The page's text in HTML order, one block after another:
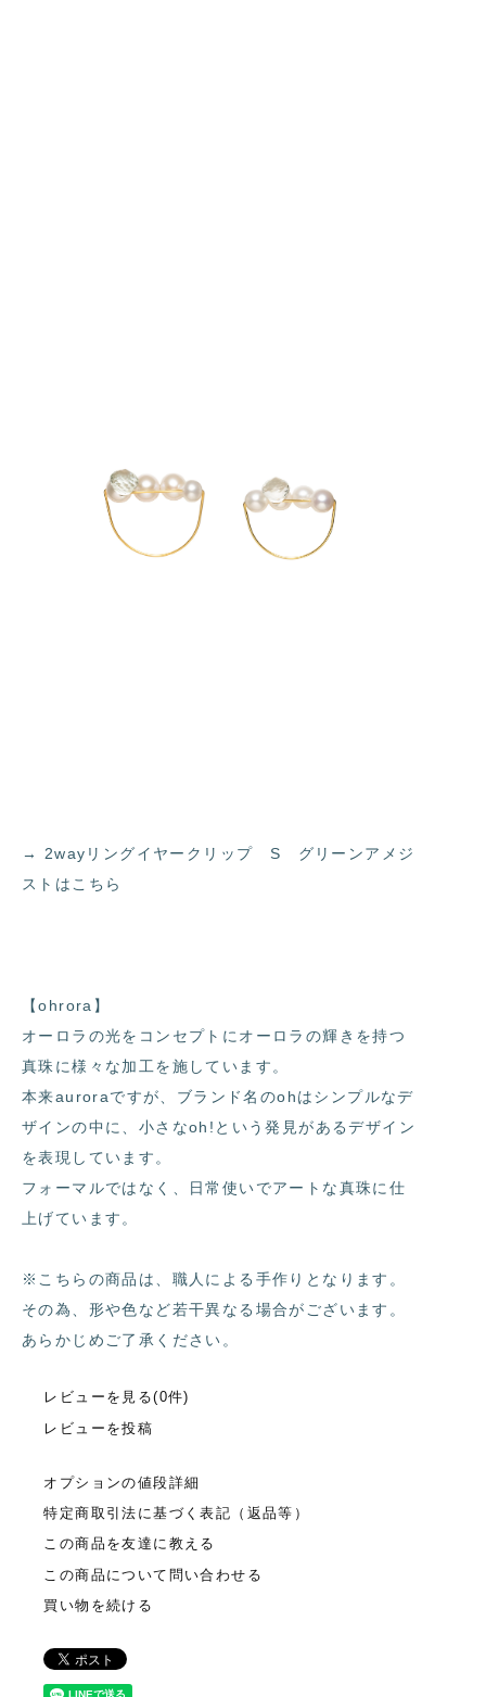
→ 2wayリングイヤークリップ S グリーンアメジ
ストはこちら
【ohrora】
オーロラの光をコンセプトにオーロラの輝きを持つ
真珠に様々な加工を施しています。
本来auroraですが、ブランド名のohはシンプルなデ
ザインの中に、小さなoh!という発見があるデザイン
を表現しています。
フォーマルではなく、日常使いでアートな真珠に仕
上げています。
※こちらの商品は、職人による手作りとなります。
その為、形や色など若干異なる場合がございます。
あらかじめご了承ください。
レビューを見る(0件)
レビューを投稿
オプションの値段詳細
特定商取引法に基づく表記（返品等）
この商品を友達に教える
この商品について問い合わせる
買い物を続ける